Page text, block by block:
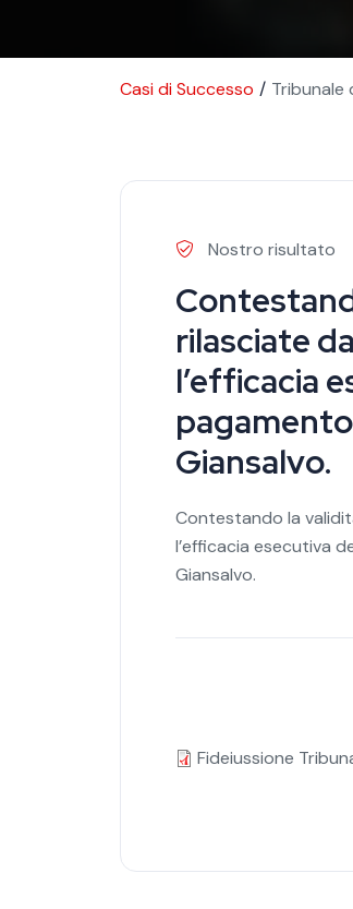
Briciole
Casi di Successo Tribunale
Nostro risultato
rilasciate
l’efficacia
Giansalvo.
Contestando la
l’efficacia esecutiva
Giansalvo.
Fideiussione